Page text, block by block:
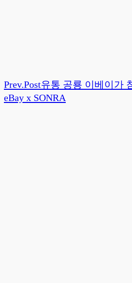
Prev.Post유통 공룡 이베이가
eBay x SONRA